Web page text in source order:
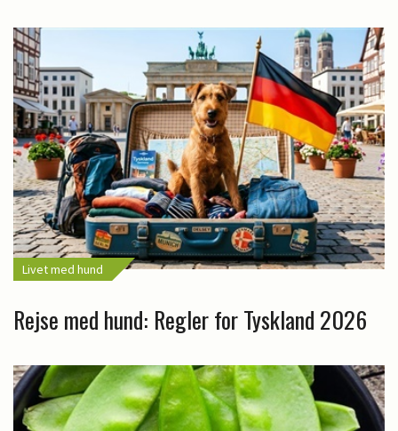
Livet med hund
Rejse med hund: Regler for Tyskland 2026